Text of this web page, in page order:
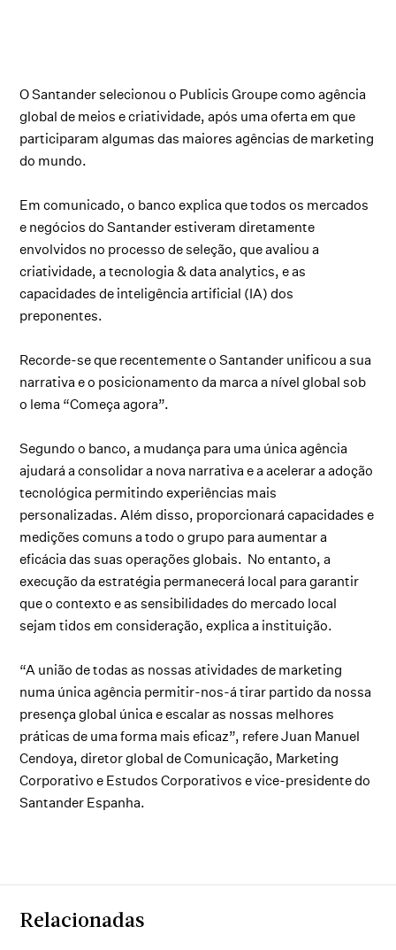
O Santander selecionou o Publicis Groupe como agência
global de meios e criatividade, após uma oferta em que
participaram algumas das maiores agências de marketing
do mundo.
Em comunicado, o banco explica que todos os mercados
e negócios do Santander estiveram diretamente
envolvidos no processo de seleção, que avaliou a
criatividade, a tecnologia & data analytics, e as
capacidades de inteligência artificial (IA) dos
preponentes.
Recorde-se que recentemente o Santander unificou a sua
narrativa e o posicionamento da marca a nível global sob
o lema “Começa agora”.
Segundo o banco, a mudança para uma única agência
ajudará a consolidar a nova narrativa e a acelerar a adoção
tecnológica permitindo experiências mais
personalizadas. Além disso, proporcionará capacidades e
medições comuns a todo o grupo para aumentar a
eficácia das suas operações globais. No entanto, a
execução da estratégia permanecerá local para garantir
que o contexto e as sensibilidades do mercado local
sejam tidos em consideração, explica a instituição.
“A união de todas as nossas atividades de marketing
numa única agência permitir-nos-á tirar partido da nossa
presença global única e escalar as nossas melhores
práticas de uma forma mais eficaz”, refere Juan Manuel
Cendoya, diretor global de Comunicação, Marketing
Corporativo e Estudos Corporativos e vice-presidente do
Santander Espanha.
Relacionadas